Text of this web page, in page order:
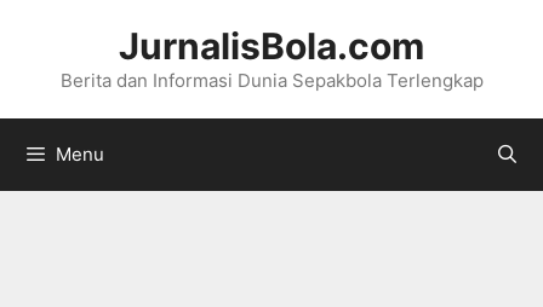
JurnalisBola.com
Berita dan Informasi Dunia Sepakbola Terlengkap
Menu